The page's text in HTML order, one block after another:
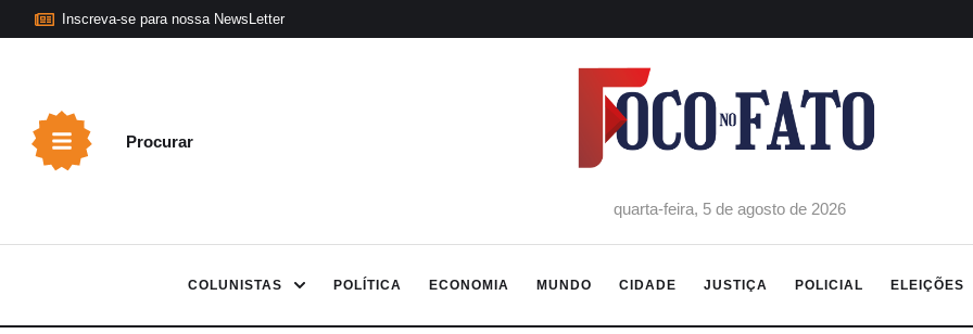
Inscreva-se para nossa NewsLetter
Procurar
quarta-feira, 5 de agosto de 2026
COLUNISTAS POLÍTICA ECONOMIA MUNDO CIDADE JUSTIÇA POLICIAL ELEIÇÕES